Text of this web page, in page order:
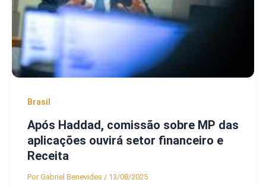
Brasil
Após Haddad, comissão sobre MP das
aplicações ouvirá setor financeiro e
Receita
PorGabriel Benevides / 13/08/2025